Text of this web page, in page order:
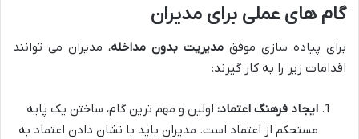
گام های عملی برای مدیران
برای پیاده سازی موفق مدیریت بدون مداخله، مدیران می توانند
اقدامات زیر را به کار گیرند:
ایجاد فرهنگ اعتماد: اولین و مهم ترین گام، ساختن یک پایه
مستحکم از اعتماد است. مدیران باید با نشان دادن اعتماد به